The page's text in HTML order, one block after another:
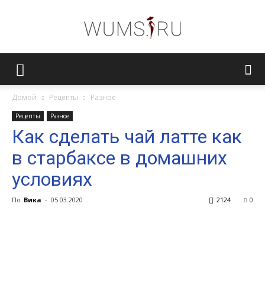
Домой Рецепты Разное
Рецепты Разное
Как сделать чай латте как
в старбаксе в домашних
условиях
По Вика - 05.03.2020 0
2124